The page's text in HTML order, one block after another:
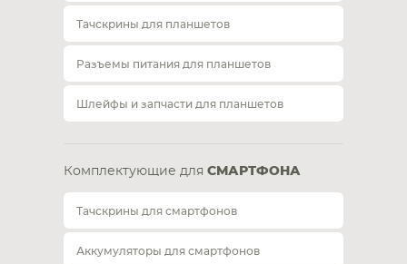
Тачскрины для планшетов
Разъемы питания для планшетов
Шлейфы и запчасти для планшетов
Комплектующие для СМАРТФОНА
Тачскрины для смартфонов
Аккумуляторы для смартфонов